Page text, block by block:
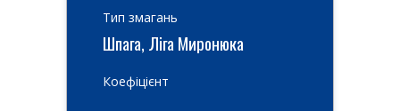
Тип змагань
Шпага, Ліга Миронюка
Коефіцієнт